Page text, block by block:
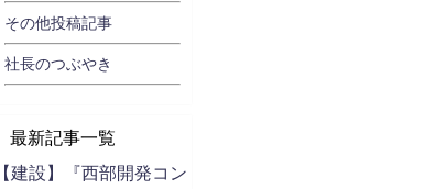
その他投稿記事
社長のつぶやき
最新記事一覧
【建設】『西部開発コン